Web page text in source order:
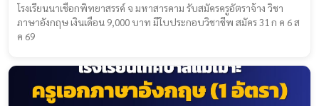
โรงเรียนนาเชือกพิทยาสรรค์ จ มหาสารคาม รับสมัครครูอัตราจ้าง วิชา
ภาษาอังกฤษ เงินเดือน 9,000 บาท มีใบประกอบวิชาชีพ สมัคร 31 ก ค 6 ส
ค 69